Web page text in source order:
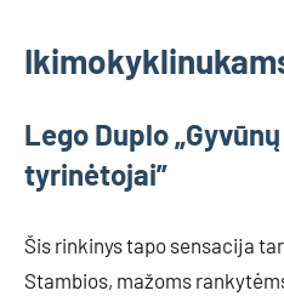
Lego Duplo
tyrinėtojai”
Šis rinkinys tapo sensacija
Stambios, mažoms